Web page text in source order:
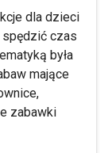
dla dzieci
spędzić czas
była
mające
zabawki